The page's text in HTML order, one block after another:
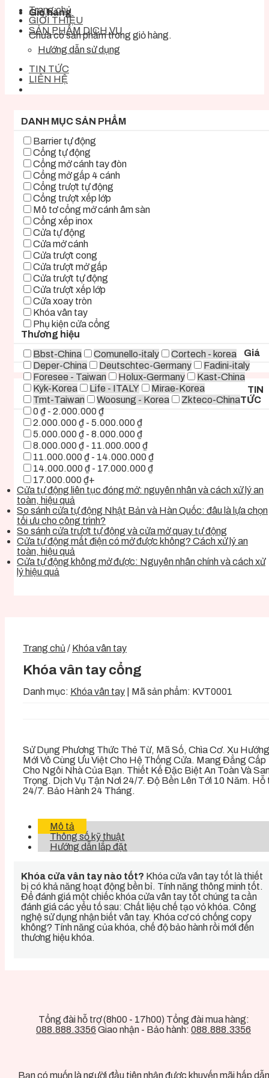
Giỏ hàng
Chưa có sản phẩm trong giỏ hàng.
Trang chủ
GIỚI THIỆU
SẢN PHẨM DỊCH VỤ
Hướng dẫn sử dụng
TIN TỨC
LIÊN HỆ
DANH MỤC SẢN PHẨM
Barrier tự động
Cổng tự động
Cổng mở cánh tay đòn
Cổng mở gấp 4 cánh
Cổng trượt tự động
Cổng trượt xếp lớp
Mô tơ cổng mở cánh âm sàn
Cổng xếp inox
Cửa tự động
Cửa mở cánh
Cửa trượt cong
Cửa trượt mở gấp
Cửa trượt tự động
Cửa trượt xếp lớp
Cửa xoay tròn
Khóa vân tay
Phụ kiện cửa cổng
Thương hiệu
Bbst-China
Comunello-italy
Cortech - korea
Deper-China
Deutschtec-Germany
Fadini-italy
Foresee - Taiwan
Holux-Germany
Kast-China
Kyk-Korea
Life - ITALY
Mirae-Korea
Tmt-Taiwan
Woosung - Korea Zkteco-China
Giá
0 ₫ - 2.000.000 ₫
2.000.000 ₫ - 5.000.000 ₫
5.000.000 ₫ - 8.000.000 ₫
8.000.000 ₫ - 11.000.000 ₫
11.000.000 ₫ - 14.000.000 ₫
14.000.000 ₫ - 17.000.000 ₫
17.000.000 ₫+
TIN
TỨC
Cửa tự động liên tục đóng mở: nguyên nhân và cách xử lý an
toàn, hiệu quả
So sánh cửa tự động Nhật Bản và Hàn Quốc: đâu là lựa chọn
tối ưu cho công trình?
So sánh cửa trượt tự động và cửa mở quay tự động
Cửa tự động mất điện có mở được không? Cách xử lý an
toàn, hiệu quả
Cửa tự động không mở được: Nguyên nhân chính và cách xử
lý hiệu quả
Trang chủ / Khóa vân tay
Khóa vân tay cổng
Danh mục: Khóa vân tay Mã sản phẩm: KVT0001
Sử Dụng Phương Thức Thẻ Từ, Mã Số, Chìa Cơ. Xu Hướng
Mới Vô Cùng Ưu Việt Cho Hệ Thống Cửa. Mang Đẳng Cấp
Cho Ngôi Nhà Của Bạn. Thiết Kế Đặc Biệt An Toàn Và
Trọng. Dịch Vụ Tận Nơi 24/7. Độ Bền Lên Tới 10 Năm. Hỗ
24/7. Bảo Hành 24 Tháng.
Mô tả
Thông số kỹ thuật
Hướng dẫn lắp đặt
Khóa cửa vân tay nào tốt? Khóa cửa vân tay tốt là thiết
bị có khả năng hoạt động bền bỉ. Tính năng thông minh tốt.
Để đánh giá một chiếc khóa cửa vân tay tốt chúng ta cần
đánh giá các yếu tố sau: Chất liệu chế tạo vỏ khóa. Công
nghệ sử dụng nhận biết vân tay. Khóa cơ có chống copy
không? Tính năng của khóa, chế độ bảo hành rồi mới đến
thương hiệu khóa.
Tổng đài hỗ trợ (8h00 - 17h00) Tổng đài mua hàng:
088.888.3356 Giao nhận - Bảo hành: 088.888.3356
Bạn có muốn là người đầu tiên nhận được khuyến mãi hấp dẫn